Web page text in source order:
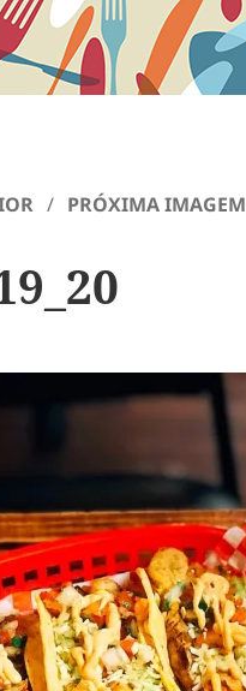
PRÓXIMA IMAGEM